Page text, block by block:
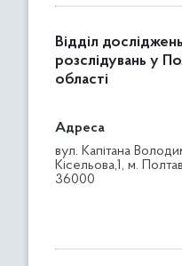
Відділ
розслідувань у
області
Адреса
вул. Капітана
Кісельова,1, м.
36000